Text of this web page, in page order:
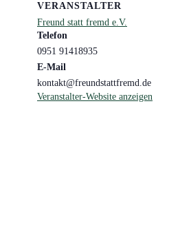
VERANSTALTER
Freund statt fremd e.V.
Telefon
0951 91418935
E-Mail
kontakt@freundstattfremd.de
Veranstalter-Website anzeigen